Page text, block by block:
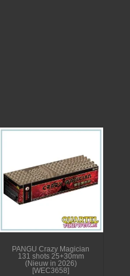
PANGU Crazy Magician
131 shots 25+30mm
(Nieuw in 2026)
[WEC3658]